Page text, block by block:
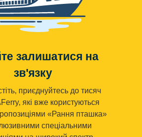
залишатися на
зв'язку
приєднуйтесь до тисяч
які вже користуються
«Рання пташка»
спеціальними